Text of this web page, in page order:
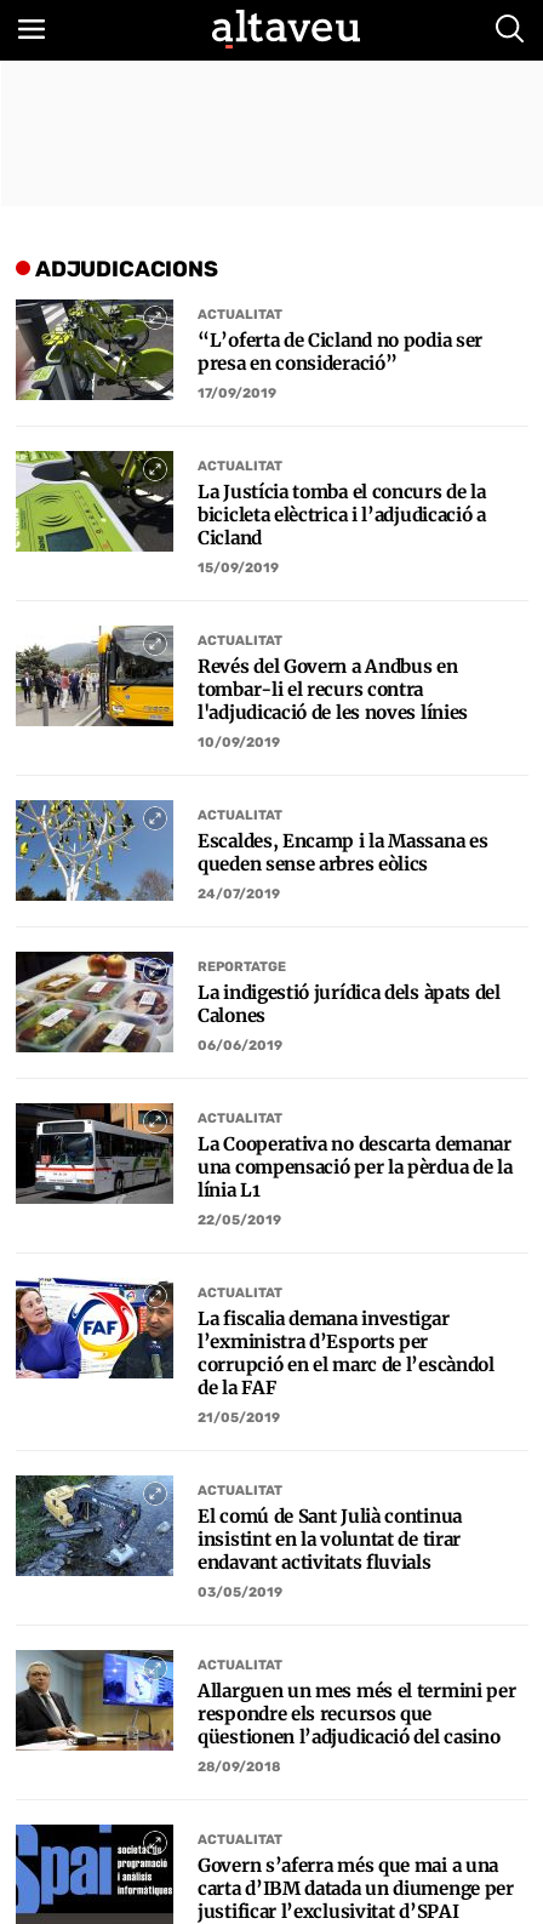
ADJUDICACIONS
ACTUALITAT
“L’oferta de Cicland no podia ser
presa en consideració”
17/09/2019
ACTUALITAT
La Justícia tomba el concurs de la
bicicleta elèctrica i l’adjudicació a
Cicland
15/09/2019
ACTUALITAT
Revés del Govern a Andbus en
tombar-li el recurs contra
l'adjudicació de les noves línies
10/09/2019
ACTUALITAT
Escaldes, Encamp i la Massana es
queden sense arbres eòlics
24/07/2019
REPORTATGE
La indigestió jurídica dels àpats del
Calones
06/06/2019
ACTUALITAT
La Cooperativa no descarta demanar
una compensació per la pèrdua de la
línia L1
22/05/2019
ACTUALITAT
La fiscalia demana investigar
l’exministra d’Esports per
corrupció en el marc de l’escàndol
de la FAF
21/05/2019
ACTUALITAT
El comú de Sant Julià continua
insistint en la voluntat de tirar
endavant activitats fluvials
03/05/2019
ACTUALITAT
Allarguen un mes més el termini per
respondre els recursos que
qüestionen l’adjudicació del casino
28/09/2018
ACTUALITAT
Govern s’aferra més que mai a una
carta d’IBM datada un diumenge per
justificar l’exclusivitat d’SPAI